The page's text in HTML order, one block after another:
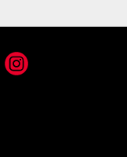
Instagram